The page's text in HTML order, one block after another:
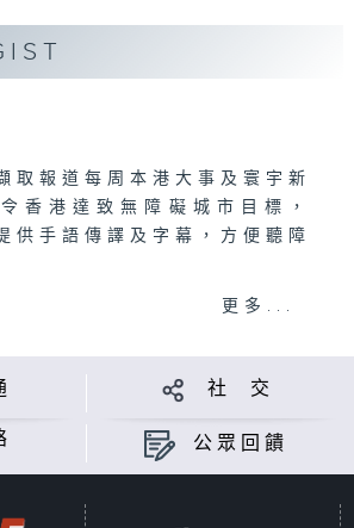
取報道每周本港大事及寰宇新
香港達致無障礙城市目標，
供手語傳譯及字幕，方便聽障
後提供節目重溫
更多...
社 交
公眾回饋